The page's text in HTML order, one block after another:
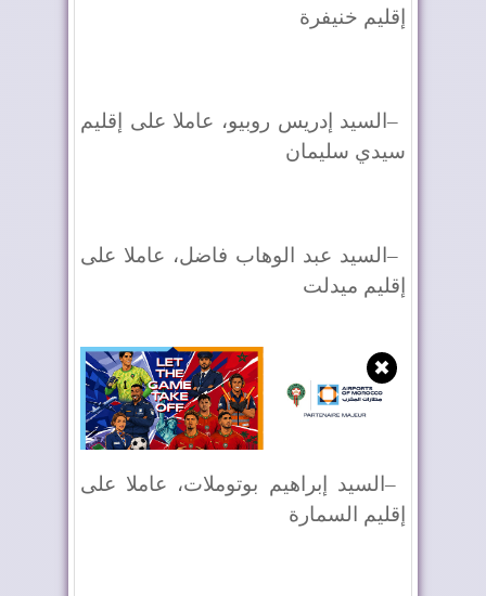
إقليم خنيفرة
–السيد إدريس روبيو، عاملا على إقليم
سيدي سليمان
– السيد عبد الوهاب فاضل، عاملا على
إقليم ميدلت
✖
– السيد إبراهيم بوتوملات، عاملا على
إقليم السمارة